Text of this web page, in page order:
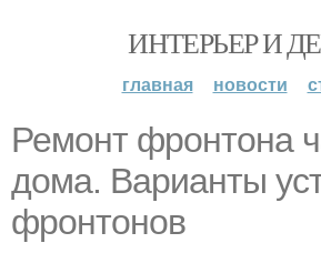
ИНТЕРЬЕР И
главная новости
Ремонт фронтона
дома. Варианты
фронтонов